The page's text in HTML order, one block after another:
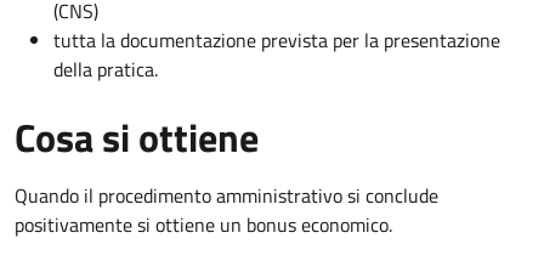
(CNS)
tutta la documentazione prevista per la presentazione
della pratica.
Cosa si ottiene
Quando il procedimento amministrativo si conclude
positivamente si ottiene un bonus economico.